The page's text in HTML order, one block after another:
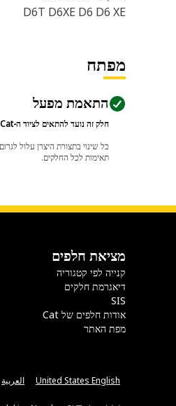
D6T D6XE D6 D6 XE
מפתח
התאמת מפעל
חלק זה נועד להתאים לציוד ה-Cat שלך בהתבסס על מפרטי היצרן.
תאימות לכל החלקים.
מציאת חלפים
קנייה לפי קטגוריה
דיאגרמת חלקים
SIS
אודות חלפים של Cat
מפת האתר
United States English العربية